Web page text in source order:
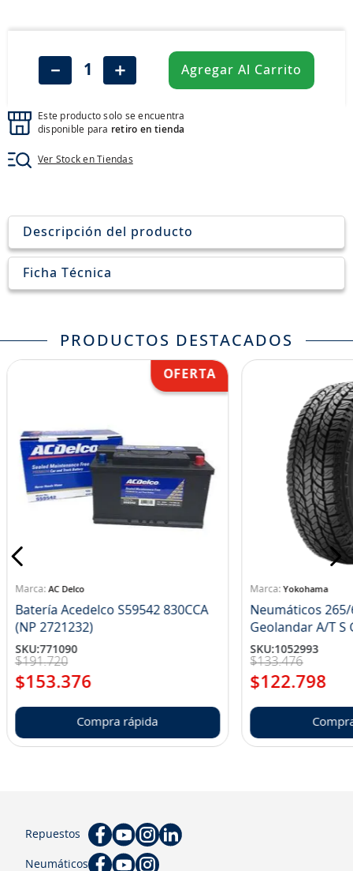
＋
－ Agregar Al Carrito
Este producto solo se encuentra
disponible para retiro en tienda
Ver Stock en Tiendas
Descripción del producto
Ficha Técnica
PRODUCTOS DESTACADOS
AC Delco
Batería Acedelco S59542 830CCA
(NP 2721232)
SKU:771090
$191.720
$153.376
Compra rápida
Yokohama
Neumáticos 265/
SKU:1052993
$133.476
$122.798
Repuestos
Neumáticos
jockey john deere